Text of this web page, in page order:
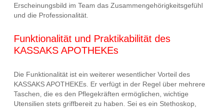
Erscheinungsbild im Team das Zusammengehörigkeitsgefühl
und die Professionalität.
Funktionalität und Praktikabilität des
KASSAKS APOTHEKEs
Die Funktionalität ist ein weiterer wesentlicher Vorteil des
KASSAKS APOTHEKEs. Er verfügt in der Regel über mehrere
Taschen, die es den Pflegekräften ermöglichen, wichtige
Utensilien stets griffbereit zu haben. Sei es ein Stethoskop,